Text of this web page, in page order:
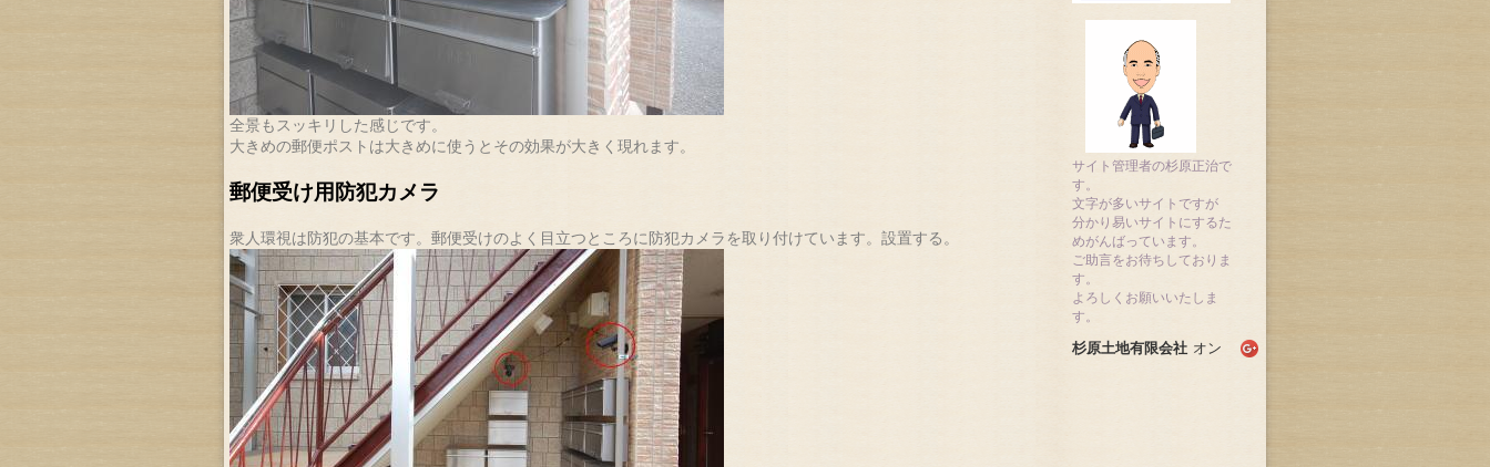
全景もスッキリした感じです。
大きめの郵便ポストは大きめに使うとその効果が大きく現れます。
郵便受け用防犯カメラ
衆人環視は防犯の基本です。郵便受けのよく目立つところに防犯カメラを取り付けています。設置する。
サイト管理者の杉原正治で
す。
文字が多いサイトですが
分かり易いサイトにするた
めがんばっています。
ご助言をお待ちしておりま
す。
よろしくお願いいたしま
す。
杉原土地有限会社 オン